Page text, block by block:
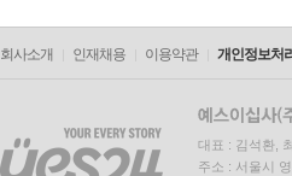
회사소개 인재채용 이용약관 개인정보처
대표 : 김석환,
주소 : 서울시